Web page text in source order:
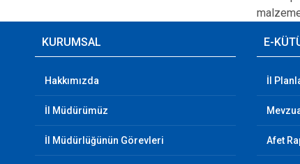
malzeme
KURUMSAL
Hakkımızda
İl Müdürümüz
İl Müdürlüğünün Görevleri
E-
İl
Afet